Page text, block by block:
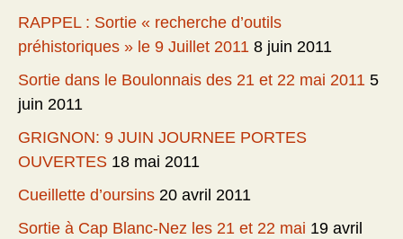
RAPPEL : Sortie « recherche d’outils
préhistoriques » le 9 Juillet 2011 8 juin 2011
Sortie dans le Boulonnais des 21 et 22 mai 2011 5
juin 2011
GRIGNON: 9 JUIN JOURNEE PORTES
OUVERTES 18 mai 2011
Cueillette d’oursins 20 avril 2011
Sortie à Cap Blanc-Nez les 21 et 22 mai 19 avril